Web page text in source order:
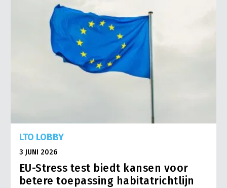
LTO LOBBY
3 JUNI 2026
EU-Stress test biedt kansen voor
betere toepassing habitatrichtlijn